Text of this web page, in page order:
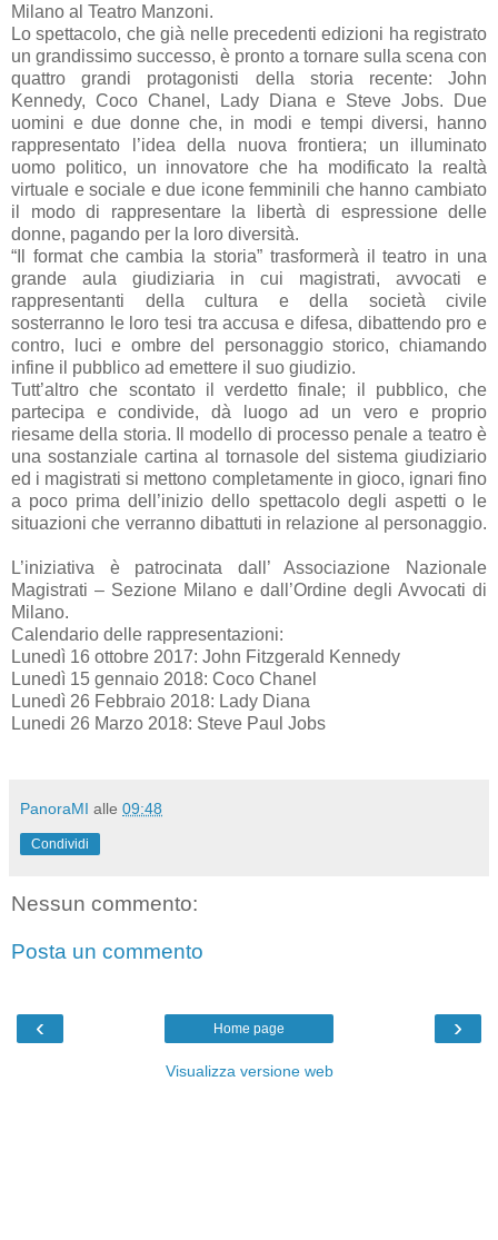
Milano al Teatro Manzoni.
Lo spettacolo, che già nelle precedenti edizioni ha registrato
un grandissimo successo, è pronto a tornare sulla scena con
quattro grandi protagonisti della storia recente: John
Kennedy, Coco Chanel, Lady Diana e Steve Jobs. Due
uomini e due donne che, in modi e tempi diversi, hanno
rappresentato l’idea della nuova frontiera; un illuminato
uomo politico, un innovatore che ha modificato la realtà
virtuale e sociale e due icone femminili che hanno cambiato
il modo di rappresentare la libertà di espressione delle
donne, pagando per la loro diversità.
“Il format che cambia la storia” trasformerà il teatro in una
grande aula giudiziaria in cui magistrati, avvocati e
rappresentanti della cultura e della società civile
sosterranno le loro tesi tra accusa e difesa, dibattendo pro e
contro, luci e ombre del personaggio storico, chiamando
infine il pubblico ad emettere il suo giudizio.
Tutt’altro che scontato il verdetto finale; il pubblico, che
partecipa e condivide, dà luogo ad un vero e proprio
riesame della storia. Il modello di processo penale a teatro è
una sostanziale cartina al tornasole del sistema giudiziario
ed i magistrati si mettono completamente in gioco, ignari fino
a poco prima dell’inizio dello spettacolo degli aspetti o le
situazioni che verranno dibattuti in relazione al personaggio.
L’iniziativa è patrocinata dall’ Associazione Nazionale
Magistrati – Sezione Milano e dall’Ordine degli Avvocati di
Milano.
Calendario delle rappresentazioni:
Lunedì 16 ottobre 2017: John Fitzgerald Kennedy
Lunedì 15 gennaio 2018: Coco Chanel
Lunedì 26 Febbraio 2018: Lady Diana
Lunedi 26 Marzo 2018: Steve Paul Jobs
PanoraMI alle 09:48
Condividi
Nessun commento:
Posta un commento
‹ ›
Home page
Visualizza versione web